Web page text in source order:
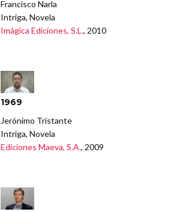
Francisco Narla
Intriga, Novela
Imágica Ediciones, S.L., 2010
1969
Jerónimo Tristante
Intriga, Novela
Ediciones Maeva, S.A., 2009